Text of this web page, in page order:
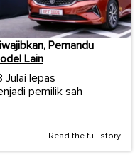
Pemandu
Lain
Julai lepas
pemilik sah
Read the full story